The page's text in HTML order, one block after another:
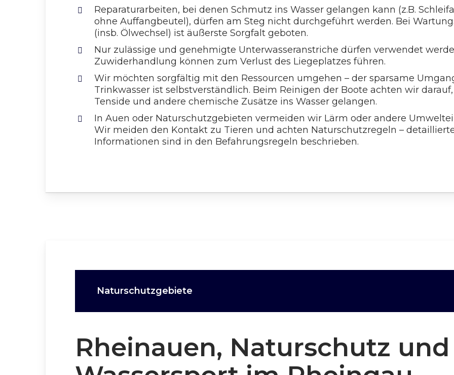
Reparaturarbeiten, bei denen Schmutz ins Wasser gelangen kann (z.B.
ohne Auffangbeutel), dürfen am Steg nicht durchgeführt werden. Bei
(insb. Ölwechsel) ist äußerste Sorgfalt geboten.
Nur zulässige und genehmigte Unterwasseranstriche dürfen verwendet
Zuwiderhandlung können zum Verlust des Liegeplatzes führen.
Wir möchten sorgfältig mit den Ressourcen umgehen – der sparsame
Trinkwasser ist selbstverständlich. Beim Reinigen der Boote achten wir
Tenside und andere chemische Zusätze ins Wasser gelangen.
In Auen oder Naturschutzgebieten vermeiden wir Lärm oder andere
Wir meiden den Kontakt zu Tieren und achten Naturschutzregeln –
Informationen sind in den Befahrungsregeln beschrieben.
Naturschutzgebiete
Rheinauen, Naturschutz und